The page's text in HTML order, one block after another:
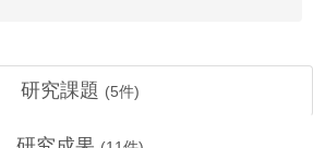
研究課題 (5件)